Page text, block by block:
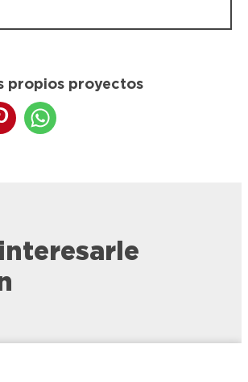
Bonder Precision
propios proyectos